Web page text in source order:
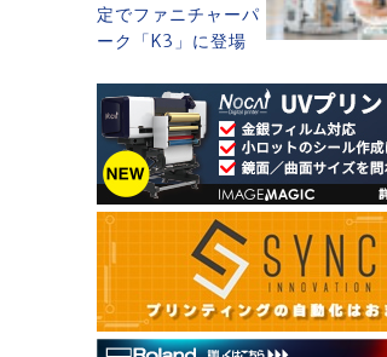
定でファニチャーパ
ーク「K3」に登場